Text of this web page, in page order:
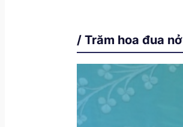
/ Trăm hoa đua nở